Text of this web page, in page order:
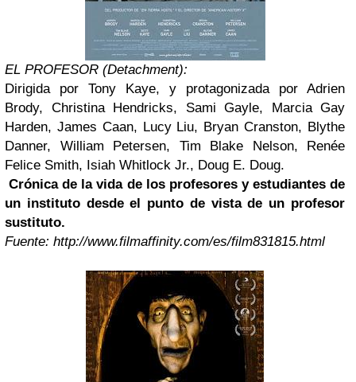
EL PROFESOR (Detachment):
Dirigida por Tony Kaye, y protagonizada por Adrien
Brody, Christina Hendricks, Sami Gayle, Marcia Gay
Harden, James Caan, Lucy Liu, Bryan Cranston, Blythe
Danner, William Petersen, Tim Blake Nelson, Renée
Felice Smith, Isiah Whitlock Jr., Doug E. Doug.
Crónica de la vida de los profesores y estudiantes de
un instituto desde el punto de vista de un profesor
sustituto.
Fuente: http://www.filmaffinity.com/es/film831815.html